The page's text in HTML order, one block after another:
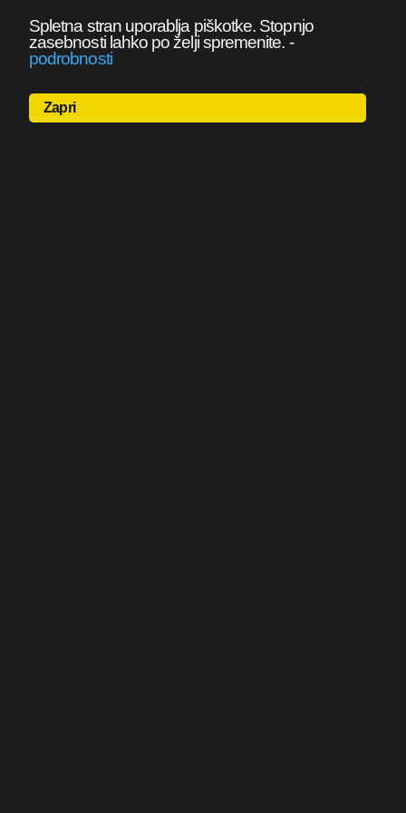
Spletna stran uporablja piškotke. Stopnjo
zasebnosti lahko po želji spremenite. -
podrobnosti
Zapri